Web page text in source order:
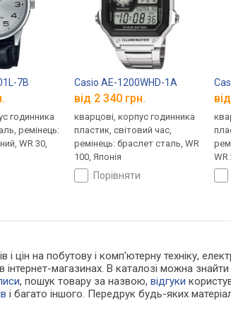
7B
годинника
ремінець:
WR 30,
Casio AE-1200WHD-1A
від 2 340 грн.
кварцові, корпус годинника
пластик, світовий час,
ремінець: браслет сталь, WR
100, Японія
порівняти
WR
і цін на побутову і комп'ютерну техніку,
магазинах. В каталозі можна
, пошук товару за назвою,відгуки
і багато іншого. Передрук будь-яких